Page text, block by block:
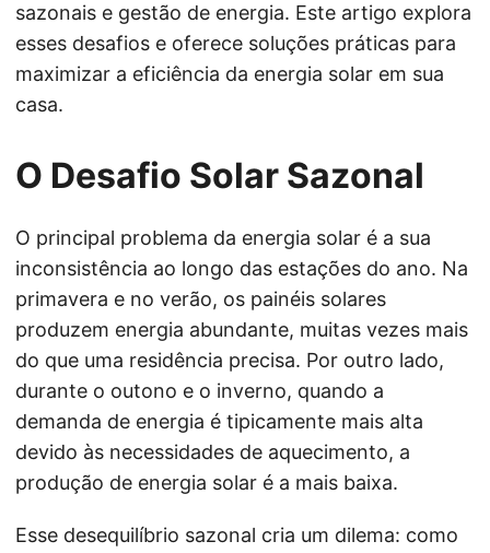
sazonais e gestão de energia. Este artigo explora
esses desafios e oferece soluções práticas para
maximizar a eficiência da energia solar em sua
casa.
O Desafio Solar Sazonal
O principal problema da energia solar é a sua
inconsistência ao longo das estações do ano. Na
primavera e no verão, os painéis solares
produzem energia abundante, muitas vezes mais
do que uma residência precisa. Por outro lado,
durante o outono e o inverno, quando a
demanda de energia é tipicamente mais alta
devido às necessidades de aquecimento, a
produção de energia solar é a mais baixa.
Esse desequilíbrio sazonal cria um dilema: como